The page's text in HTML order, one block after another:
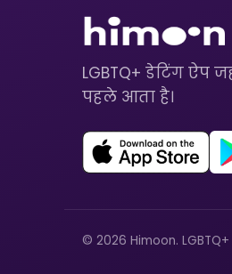
LGBTQ+ डेटिंग ऐप
पहले आता है।
© 2026 Himoon.